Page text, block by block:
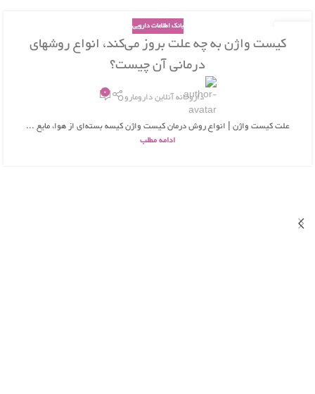
26
بانک اطلاعات دارویی
کیست واژن به چه علت بروز می‌کند، انواع روشهای
درمانی آن چیست؟
داروخانه آنلاین دارومارو 0
علت کیست واژن | انواع روش درمان کیست واژن کیسه بسته‌ای از هوا، مایع ...
ادامه مطلب